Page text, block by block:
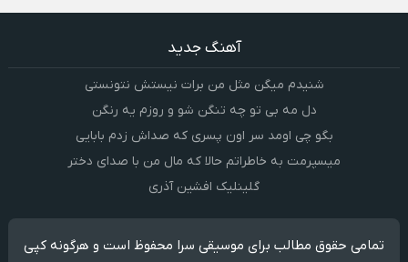
آهنگ جدید
شنیدم میگن مثل من برات نیستش نتونستی
دل مه بی تو چه تنگن شو و روزم یه رنگن
بگو چی اومد سر اون پسری که صداش زدم بابایی
میسپرمت به خاطراتم حالا که مال من با صدای دختر
گلینلیک افشین آذری
تمامی حقوق مطالب برای موسیقی سرا محفوظ است و هرگونه کپی